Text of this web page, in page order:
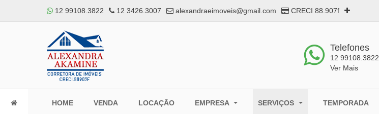
12 99108.3822 12 3426.3007 alexandraeimoveis@gmail.com CRECI 88.907f
Telefones
12 99108.3822
Ver Mais
HOME VENDA LOCAÇÃO EMPRESA SERVIÇOS TEMPORADA